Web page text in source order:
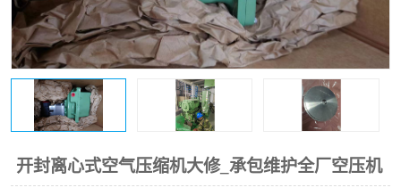
开封离心式空气压缩机大修_承包维护全厂空压机
复盛离心机零件 中冷耐高温气侧密封胶垫
空气过滤器 阿特拉斯
冷却器 复盛FS-elliott离心机零件
CAMERON空压机维修 CAMERON空压机显示屏